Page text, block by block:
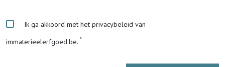
Ik ga akkoord met het privacybeleid van
immaterieelerfgoed.be.